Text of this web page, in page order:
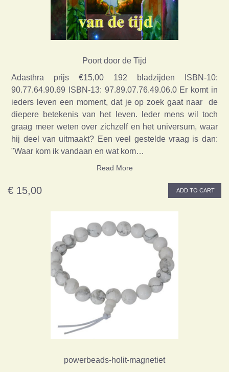
Poort door de Tijd
Adasthra prijs €15,00 192 bladzijden ISBN-10:
90.77.64.90.69 ISBN-13: 97.89.07.76.49.06.0 Er komt in
ieders leven een moment, dat je op zoek gaat naar de
diepere betekenis van het leven. leder mens wil toch
graag meer weten over zichzelf en het universum, waar
hij deel van uitmaakt? Een veel gestelde vraag is dan:
"Waar kom ik vandaan en wat kom…
Read More
€ 15,00 ADD TO CART
powerbeads-holit-magnetiet